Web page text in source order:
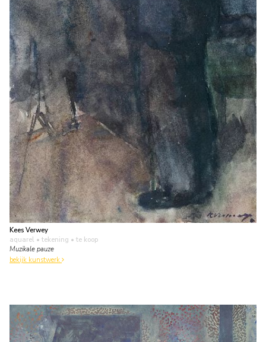
Kees Verwey
aquarel • tekening • te koop
Muzikale pauze
bekijk kunstwerk